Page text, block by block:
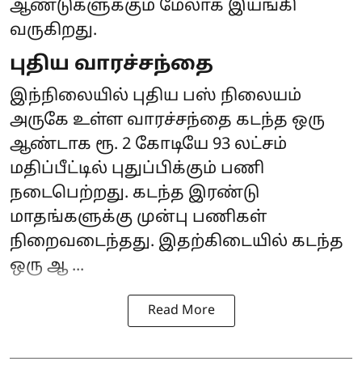
ஆண்டுகளுக்கும் மேலாக இயங்கி
வருகிறது.
புதிய வாரச்சந்தை
இந்நிலையில் புதிய பஸ் நிலையம்
அருகே உள்ள வாரச்சந்தை கடந்த ஒரு
ஆண்டாக ரூ. 2 கோடியே 93 லட்சம்
மதிப்பீட்டில் புதுப்பிக்கும் பணி
நடைபெற்றது. கடந்த இரண்டு
மாதங்களுக்கு முன்பு பணிகள்
நிறைவடைந்தது. இதற்கிடையில் கடந்த
ஒரு ஆ ...
Read More